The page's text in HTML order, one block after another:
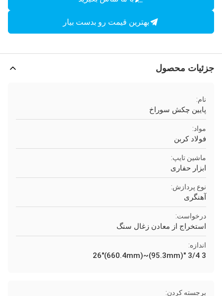
بهترین قیمت رو بدست بیار
جزئیات محصول
نام:
پایین چکش سوراخ
مواد:
فولاد کربن
ماشین تایپ:
ابزار حفاری
نوع پردازش:
آهنگری
درخواست:
استخراج از معادن زغال سنگ
اندازه:
3 3/4 "(95.3mm)~26"(660.4mm)
برجسته کردن: